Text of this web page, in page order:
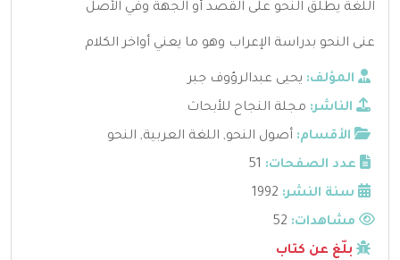
اللغة يطلق النحو على القصد أو الجهة وفي الأصل
عنى النحو بدراسة الإعراب وهو ما يعني أواخر الكلام
المؤلف: يحيى عبدالرؤوف جبر
الناشر: مجلة النجاح للأبحاث
الأقسام: أصول النحو, اللغة العربية, النحو
عدد الصفحات: 51
سنة النشر: 1992
مشاهدات:
بلّغ عن كتاب